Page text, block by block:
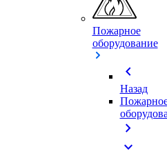
Пожарное
оборудование
chevron_left
Назад
chevron_right
expand_more